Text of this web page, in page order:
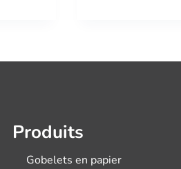
Produits
Gobelets en papier